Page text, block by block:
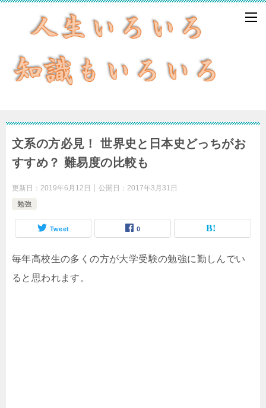
文系の方必見！ 世界史と日本史どっちがお
すすめ？ 難易度の比較も
更新日： 2019年6月12日 公開日： 2017年3月31日
勉強
Tweet 0
毎年高校生の多くの方が大学受験の勉強に勤しんでい
ると思われます。